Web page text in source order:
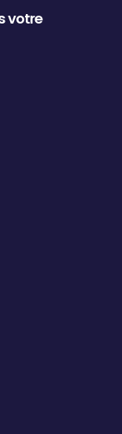
votre